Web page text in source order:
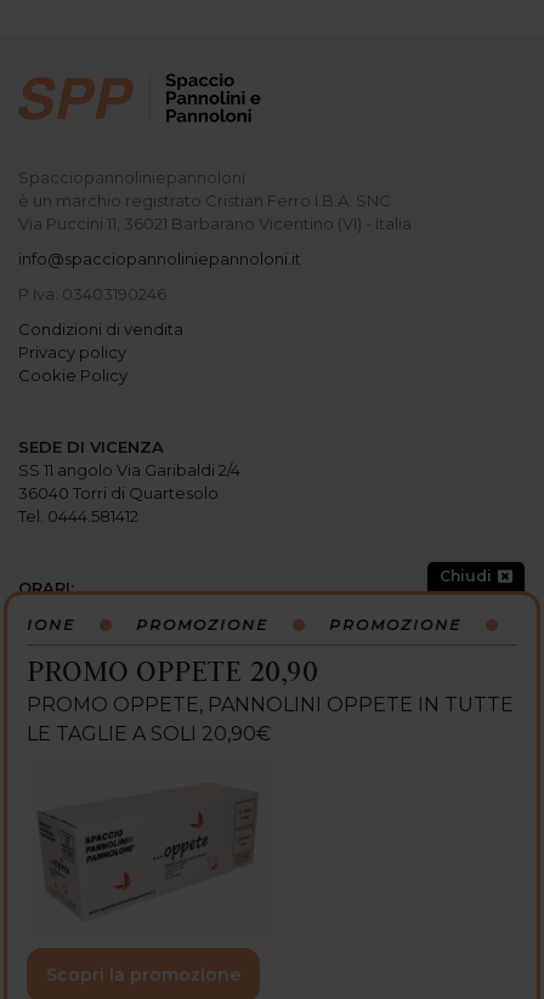
Spacciopannoliniepannoloni
è un marchio registrato Cristian Ferro I.B.A. SNC
Via Puccini 11, 36021 Barbarano Vicentino (VI) - Italia
info@spacciopannoliniepannoloni.it
P.Iva: 03403190246
Condizioni di vendita
Privacy policy
Cookie Policy
SEDE DI VICENZA
SS 11 angolo Via Garibaldi 2/4
36040 Torri di Quartesolo
Tel. 0444.581412
ORARI:
Martedi: 9
:00-12: 30 / 15:00-19:30
Mercoledi: 9:00-12:30 / 15:00-19: 30
Giovedi: 9:00-12:30 / 15 :00-19: 30
Venerdi: 9:00-12:30 / 15:00-19:30
Sabato: 9:00-13:00 / 15:00-19:30
SEGUICI SU:
Design by
Chiudi
PROMOZIONE PROMOZIONE
PROMO OPPETE 20,90
PROMO OPPETE, PANNOLINI OPPETE IN TUTTE
LE TAGLIE A SOLI 20,90€
Scopri la promozione